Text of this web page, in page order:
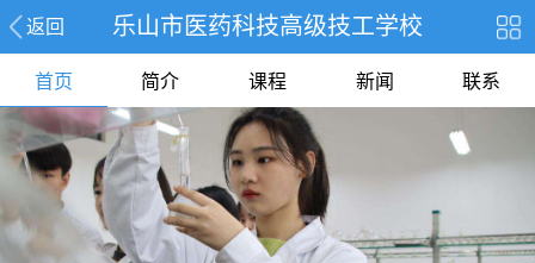
返回 乐山市医药科技高级技工学校
首页 简介 课程 新闻 联系